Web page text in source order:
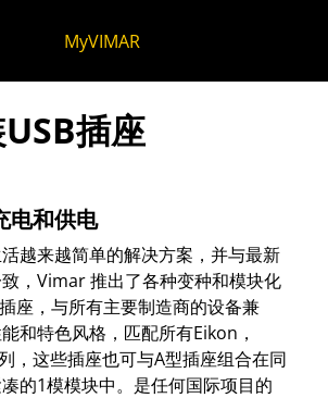
MyVIMAR
插座
电和供电
越来越简单的解决方案，并与最新
，Vimar 推出了各种变种和模块化
座，与所有主要制造商的设备兼
和特色风格，匹配所有Eikon，
，这些插座也可与A型插座组合在同
的1模模块中。是任何国际项目的